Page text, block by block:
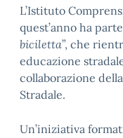
L’Istituto
quest’anno ha
biciletta”, che
educazione
collaborazione
Stradale.
Un’iniziativa